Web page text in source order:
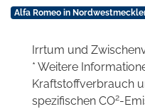
Alfa Romeo in
Irrtum und
* Weitere
Kraftstoffverbrauch
spezifischen CO2-